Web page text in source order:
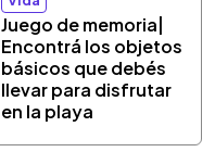
Juego de memoria|
Encontrá los objetos
básicos que debés
llevar para disfrutar
en la playa